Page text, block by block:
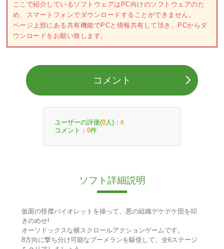
ここで紹介しているソフトウェアはPC向けのソフトウェアのた
め、スマートフォンでダウンロードすることができません。
ページ上部にある共有機能でPCと情報共有して頂き、PCからダ
ウンロードをお願い致します。
コメント
ユーザーの評価(0 人)： 0
コメント： 0件
ソフト詳細説明
仮面の怪傑バイオレットを操って、悪の組織デケデケ団を叩
きのめせ!
オーソドックスな横スクロールアクションゲームです。
8方向に撃ち分け可能なブーメランを駆使して、全6ステージ